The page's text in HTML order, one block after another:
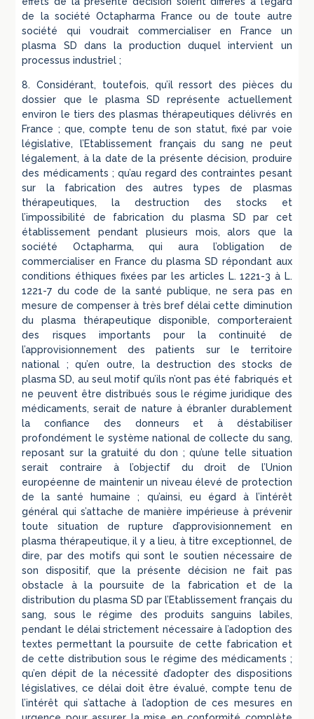
de la société Octapharma France ou de toute autre
société qui voudrait commercialiser en France un
plasma SD dans la production duquel intervient un
processus industriel ;
8. Considérant, toutefois, qu’il ressort des pièces du
dossier que le plasma SD représente actuellement
environ le tiers des plasmas thérapeutiques délivrés en
France ; que, compte tenu de son statut, fixé par voie
législative, l’Etablissement français du sang ne peut
légalement, à la date de la présente décision, produire
des médicaments ; qu’au regard des contraintes pesant
sur la fabrication des autres types de plasmas
thérapeutiques, la destruction des stocks et
l’impossibilité de fabrication du plasma SD par cet
établissement pendant plusieurs mois, alors que la
société Octapharma, qui aura l’obligation de
commercialiser en France du plasma SD répondant aux
conditions éthiques fixées par les articles L. 1221-3 à L.
1221-7 du code de la santé publique, ne sera pas en
mesure de compenser à très bref délai cette diminution
du plasma thérapeutique disponible, comporteraient
des risques importants pour la continuité de
l’approvisionnement des patients sur le territoire
national ; qu’en outre, la destruction des stocks de
plasma SD, au seul motif qu’ils n’ont pas été fabriqués et
ne peuvent être distribués sous le régime juridique des
médicaments, serait de nature à ébranler durablement
la confiance des donneurs et à déstabiliser
profondément le système national de collecte du sang,
reposant sur la gratuité du don ; qu’une telle situation
serait contraire à l’objectif du droit de l’Union
européenne de maintenir un niveau élevé de protection
de la santé humaine ; qu’ainsi, eu égard à l’intérêt
général qui s’attache de manière impérieuse à prévenir
toute situation de rupture d’approvisionnement en
plasma thérapeutique, il y a lieu, à titre exceptionnel, de
dire, par des motifs qui sont le soutien nécessaire de
son dispositif, que la présente décision ne fait pas
obstacle à la poursuite de la fabrication et de la
distribution du plasma SD par l’Etablissement français du
sang, sous le régime des produits sanguins labiles,
pendant le délai strictement nécessaire à l’adoption des
textes permettant la poursuite de cette fabrication et
de cette distribution sous le régime des médicaments ;
qu’en dépit de la nécessité d’adopter des dispositions
législatives, ce délai doit être évalué, compte tenu de
l’intérêt qui s’attache à l’adoption de ces mesures en